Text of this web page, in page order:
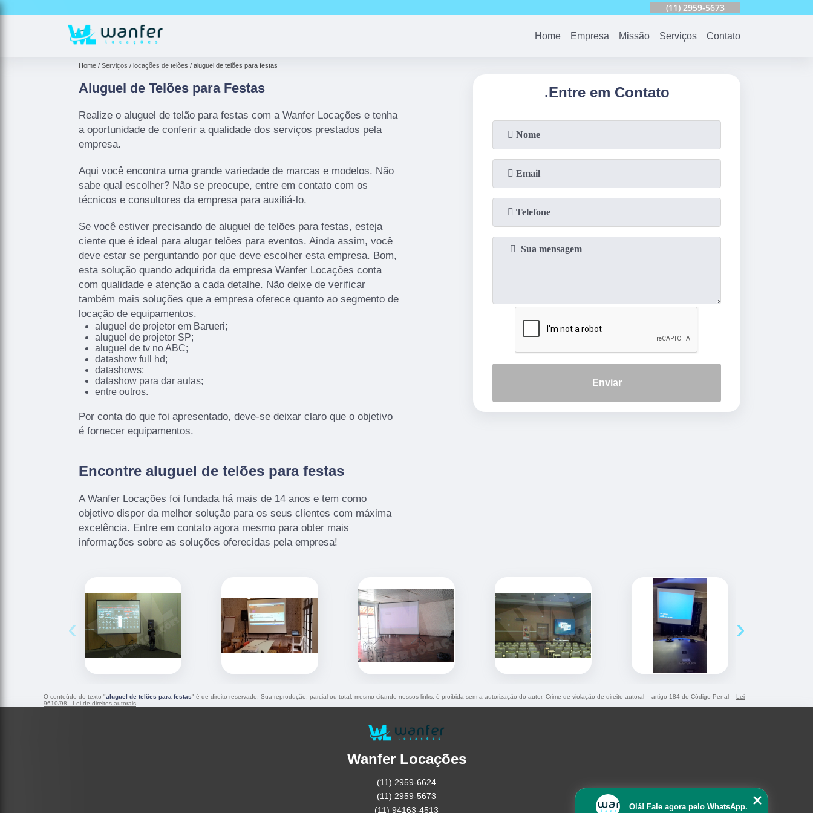
(11) 2959-5673
Home Empresa Missão Serviços Contato
Home Serviços locações de telões aluguel de telões para festas
Aluguel de Telões para Festas
Realize o aluguel de telão para festas com a Wanfer Locações e tenha
a oportunidade de conferir a qualidade dos serviços prestados pela
empresa.
Aqui você encontra uma grande variedade de marcas e modelos. Não
sabe qual escolher? Não se preocupe, entre em contato com os
técnicos e consultores da empresa para auxiliá-lo.
Se você estiver precisando de aluguel de telões para festas, esteja
ciente que é ideal para alugar telões para eventos. Ainda assim, você
deve estar se perguntando por que deve escolher esta empresa. Bom,
esta solução quando adquirida da empresa Wanfer Locações conta
com qualidade e atenção a cada detalhe. Não deixe de verificar
também mais soluções que a empresa oferece quanto ao segmento de
locação de equipamentos.
aluguel de projetor em Barueri;
aluguel de projetor SP;
aluguel de tv no ABC;
datashow full hd;
datashows;
datashow para dar aulas;
entre outros.
Por conta do que foi apresentado, deve-se deixar claro que o objetivo
é fornecer equipamentos.
Encontre aluguel de telões para festas
A Wanfer Locações foi fundada há mais de 14 anos e tem como
objetivo dispor da melhor solução para os seus clientes com máxima
excelência. Entre em contato agora mesmo para obter mais
informações sobre as soluções oferecidas pela empresa!
.Entre em Contato
Enviar
‹ ›
O conteúdo do texto "aluguel de telões para festas" é de direito reservado. Sua reprodução, parcial ou total, mesmo citando nossos links, é proibida sem a autorização do autor. Crime de violação de direito autoral – artigo 184 do Código Penal – Lei
9610/98 - Lei de direitos autorais
Wanfer Locações
(11) 2959-6624
(11) 2959-5673
(11) 94163-4513
Olá! Fale agora pelo WhatsApp.